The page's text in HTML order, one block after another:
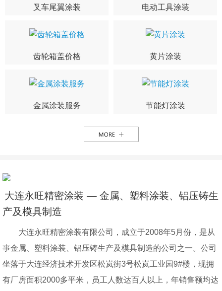
叉车尾翼涂装 电动工具涂装
齿轮箱盖价格 黄片涂装
金属涂装服务 节能灯涂装
大连永旺精密涂装 — 金属、塑料涂装、铝压铸生
产及模具制造
大连永旺精密涂装有限公司，成立于2008年5月份，是从
事金属、塑料涂装、铝压铸生产及模具制造的公司之一。公司
坐落于大连经济技术开发区松岚街3号松岚工业园9#楼，现拥
有厂房面积2000多平米，员工人数达百人以上，年销售额均达